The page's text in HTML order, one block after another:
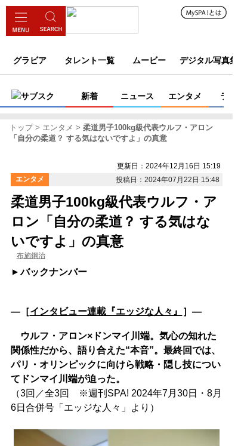
グラビア タレント一覧 ムービー デジタル写真集
サブスク 新着 ニュース エンタメ ライフ
トップ エンタメ
柔道男子100kg級代表ウルフ・アロン
「自分の柔道？ する気はないですよ」の真意
更新日：2024年12月16日 15:19
エンタメ
投稿日：2024年07月22日 15:48
柔道男子100kg級代表ウルフ・ア
ロン「自分の柔道？ する気はな
いですよ」の真意
布施鋼治
バックナンバー
―［インタビュー連載『エッジな人々』 ］―
ウルフ・アロン×ドンマイ川端。気心の知れた
関係性だから、語り合えた“本音”。最終回では、
パリ・オリンピックに向けら戦略・隠し技につい
てドンマイ川端が迫った。
（3回／全3回 ※週刊SPA! 2024年7月30日・8月
6日合併号「エッジな人々」より）